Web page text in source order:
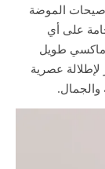
صيحات الموضة
على أي
ماكسي طويل
لإطلالة عصرية
والجمال.